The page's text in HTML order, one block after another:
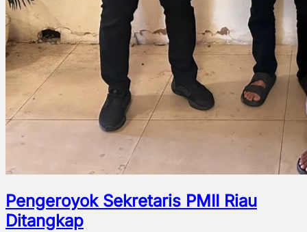
Pengeroyok Sekretaris PMII Riau
Ditangkap